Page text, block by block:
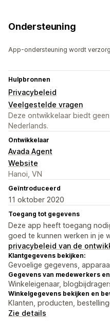
Ondersteuning
App-ondersteuning wordt
Hulpbronnen
Privacybeleid
Veelgestelde vragen
Deze ontwikkelaar biedt
Nederlands.
Ontwikkelaar
Avada Agent
Website
Hanoi, VN
Geïntroduceerd
11 oktober 2020
Toegang tot gegevens
Deze app heeft toegang
goed te kunnen werken in je
privacybeleid van de
Klantgegevens bekijken:
Gevoelige gegevens,
Gegevens van medewerkers
Winkeleigenaar,
Winkelgegevens bekijken en
Klanten, producten,
Zie details